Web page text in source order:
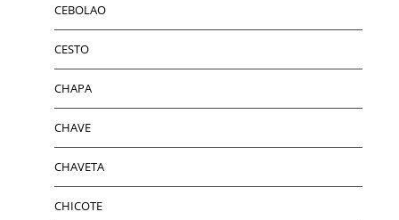
CEBOLAO
CESTO
CHAPA
CHAVE
CHAVETA
CHICOTE